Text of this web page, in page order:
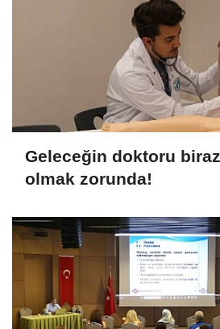
Geleceğin doktoru
olmak zorunda!